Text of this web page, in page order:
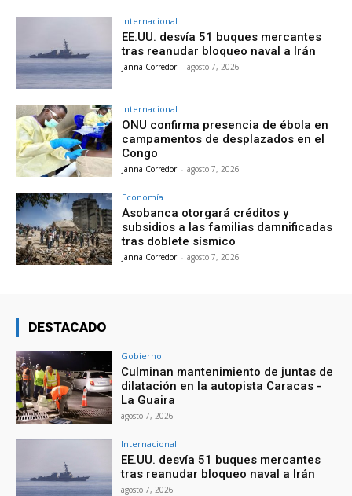
Internacional
EE.UU. desvía 51 buques mercantes
tras reanudar bloqueo naval a Irán
Janna Corredor - agosto 7, 2026
Internacional
ONU confirma presencia de ébola en
campamentos de desplazados en el
Congo
Janna Corredor - agosto 7, 2026
Economía
Asobanca otorgará créditos y
subsidios a las familias damnificadas
tras doblete sísmico
Janna Corredor - agosto 7, 2026
DESTACADO
Gobierno
Culminan mantenimiento de juntas de
dilatación en la autopista Caracas -
La Guaira
agosto 7, 2026
Internacional
EE.UU. desvía 51 buques mercantes
tras reanudar bloqueo naval a Irán
agosto 7, 2026